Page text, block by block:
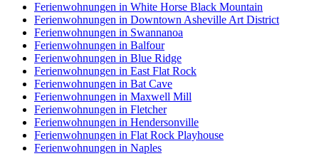
Ferienwohnungen in White Horse Black Mountain
Ferienwohnungen in Downtown Asheville Art District
Ferienwohnungen in Swannanoa
Ferienwohnungen in Balfour
Ferienwohnungen in Blue Ridge
Ferienwohnungen in East Flat Rock
Ferienwohnungen in Bat Cave
Ferienwohnungen in Maxwell Mill
Ferienwohnungen in Fletcher
Ferienwohnungen in Hendersonville
Ferienwohnungen in Flat Rock Playhouse
Ferienwohnungen in Naples